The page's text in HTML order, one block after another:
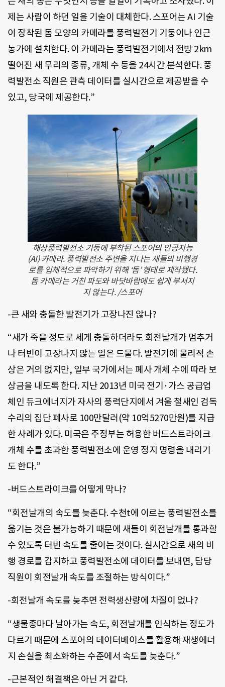
제는 사람이 하던 일을 기술이 대체한다. 스포어는 AI 기술
이 장착된 돔 모양의 카메라를 풍력발전기 기둥이나 인근
농가에 설치한다. 이 카메라는 풍력발전기에서 전방 2km
떨어진 새 무리의 종류, 개체 수 등을 24시간 분석한다. 풍
력발전소 직원은 관측 데이터를 실시간으로 제공받을 수
있고, 당국에 제공한다.”
해상풍력발전소 기둥에 부착된 스포어의 인공지능
(AI) 카메라. 풍력발전소 주변을 지나는 새들의 비행경
로를 입체적으로 파악하기 위해 ‘돔’ 형태로 제작됐다.
돔 카메라는 거친 파도와 바닷바람에도 쉽게 부서지
지 않는다. /스포어
-큰 새와 충돌한 발전기가 고장나진 않나?
“새가 죽을 정도로 세게 충돌하더라도 회전날개가 멈추거
나 터빈이 고장나지 않는 일은 드물다. 발전기에 물리적 손
상은 거의 없지만, 일부 국가에서는 폐사 개체 수에 따라 보
상금을 내도록 한다. 지난 2013년 미국 전기·가스 공급업
체인 듀크에너지가 자사의 풍력단지에서 겨울 철새인 검독
수리의 집단 폐사로 100만달러(약 10억5270만원)를 지급
한 사례가 있다. 미국은 주정부는 허용한 버드스트라이크
개체 수를 초과한 풍력발전소에 운영 정지 명령을 내리기
도 한다.”
-버드스트라이크를 어떻게 막나?
“회전날개의 속도를 늦춘다. 수천t에 이르는 풍력발전소를
옮기는 것은 불가능하기 때문에 새들이 회전날개를 통과할
수 있도록 터빈 속도를 줄이는 것이다. 실시간으로 새의 비
행 경로를 감지하고 풍력발전소에 데이터를 보내면, 담당
직원이 회전날개 속도를 조절하는 방식이다.”
-회전날개 속도를 늦추면 전력생산량에 차질이 없나?
“생물종마다 날아가는 속도, 회전날개를 인식하는 정도가
다르기 때문에 스포어의 데이터베이스를 활용해 재생에너
지 손실을 최소화하는 수준에서 속도를 늦춘다.”
-근본적인 해결책은 아닌 거 같다.